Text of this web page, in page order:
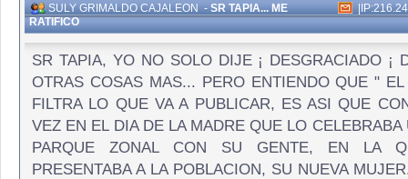
SULY GRIMALDO CAJALEON-SR TAPIA... ME
RATIFICO
|
SR TAPIA, YO NO SOLO DIJE ¡ DESGRACIADO ¡
OTRAS COSAS MAS... PERO ENTIENDO QUE "
FILTRA LO QUE VA A PUBLICAR, ES ASI QUE
VEZ EN EL DIA DE LA MADRE QUE LO CELEBRABA
PARQUE ZONAL CON SU GENTE, EN LA
PRESENTABA A LA POBLACION, SU NUEVA